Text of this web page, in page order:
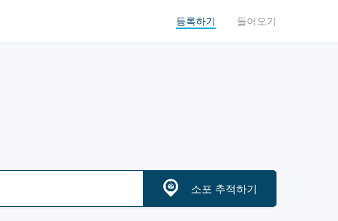
등록하기 들어오기
소포 추적하기